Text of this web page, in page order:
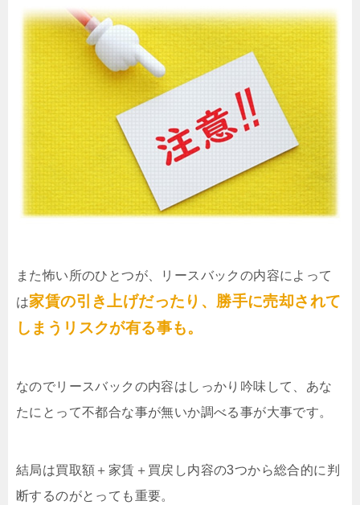
また怖い所のひとつが、リースバックの内容によって
は家賃の引き上げだったり、勝手に売却されて
しまうリスクが有る事も。
なのでリースバックの内容はしっかり吟味して、あな
たにとって不都合な事が無いか調べる事が大事です。
結局は買取額＋家賃＋買戻し内容の3つから総合的に判
断するのがとっても重要。